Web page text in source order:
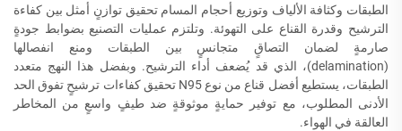
الطبقات وكثافة الألياف وتوزيع أحجام المسام تحقيق توازنٍ أمثل بين كفاءة
الترشيح وقدرة القناع على التهوئة. وتلتزم عمليات التصنيع بضوابط جودةٍ
صارمةٍ لضمان التصاقٍ متجانسٍ بين الطبقات ومنع انفصالها
(delamination)، الذي قد يُضعف أداء الترشيح. وبفضل هذا النهج متعدد
الطبقات، يستطيع أفضل قناع من نوع N95 تحقيق كفاءات ترشيحٍ تفوق الحد
الأدنى المطلوب، مع توفير حمايةٍ موثوقةٍ ضد طيفٍ واسعٍ من المخاطر
العالقة في الهواء.